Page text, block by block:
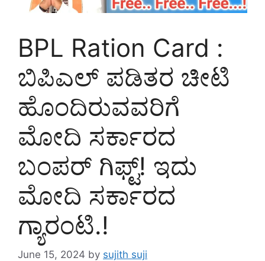
BPL Ration Card :
ಬಿಪಿಎಲ್ ಪಡಿತರ ಚೀಟಿ
ಹೊಂದಿರುವವರಿಗೆ
ಮೋದಿ ಸರ್ಕಾರದ
ಬಂಪರ್ ಗಿಫ್ಟ್! ಇದು
ಮೋದಿ ಸರ್ಕಾರದ
ಗ್ಯಾರಂಟಿ.!
June 15, 2024 by sujith suji